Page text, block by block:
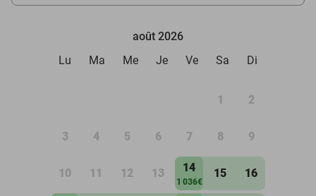
août 2026
Lu
Ma Me Je Ve Sa Di
1 2
3 4 5 6 7 8 9
10 11 12 13 14
1 036€
15 16